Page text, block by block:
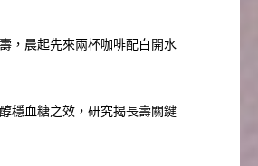
，晨起先來兩杯咖啡配白開水
穩血糖之效，研究揭長壽關鍵